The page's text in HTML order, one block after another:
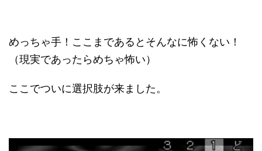
めっちゃ手！ここまであるとそんなに怖くない！
（現実であったらめちゃ怖い）
ここでついに選択肢が来ました。